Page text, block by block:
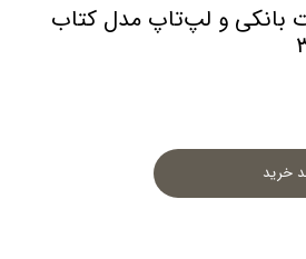
بانکی و لپ‌تاپ مدل کتاب
خرید